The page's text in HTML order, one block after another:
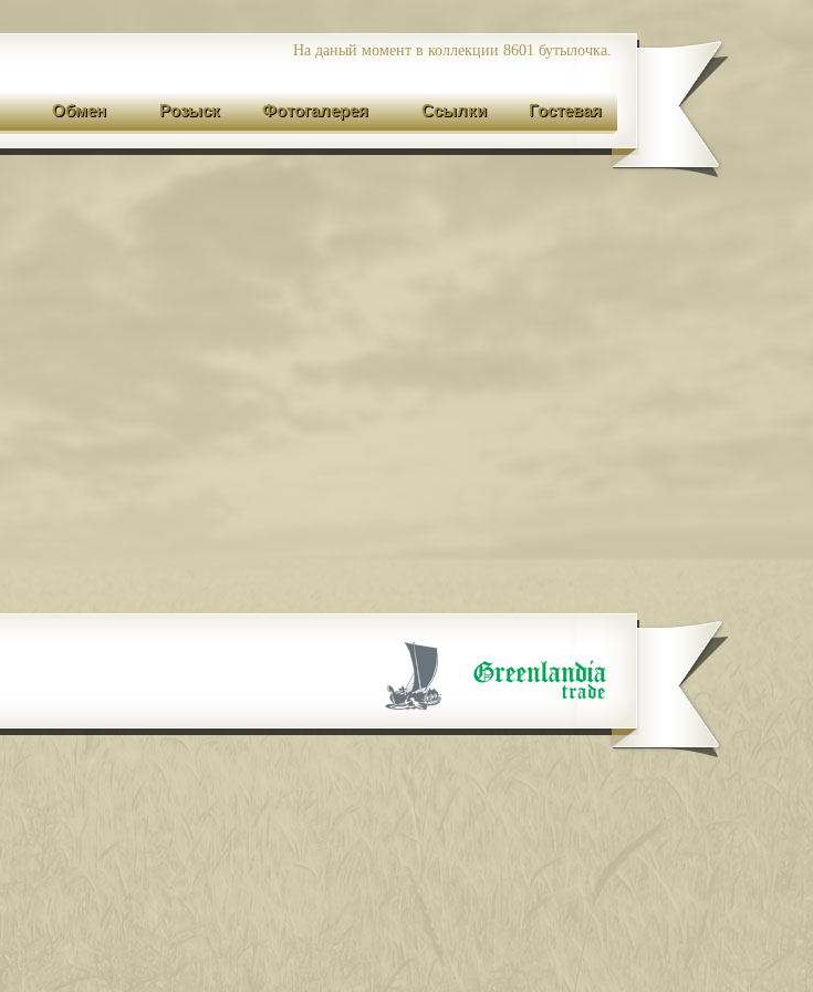
На даный момент в коллекции 8601 бутылочка.
Обмен Розыск Фотогалерея Ссылки Гостевая